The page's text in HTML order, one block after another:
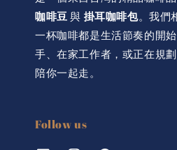
咖啡豆 與 掛耳咖啡包。我們
一杯咖啡都是生活節奏的開
手、在家工作者，或正在規
陪你一起走。
Follow us